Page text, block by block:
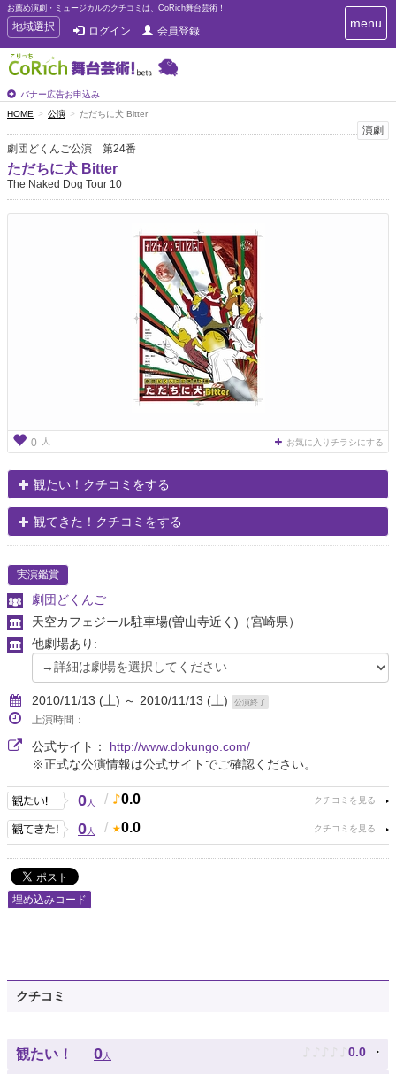
お薦め演劇・ミュージカルのクチコミは、CoRich舞台芸術！
T
o
g
g
e
n
a
v
i
g
a
地域選択 ログイン 会員登録
バナー広告お申込み
T
o
g
a
menu
HOME 公演 ただちに犬 Bitter
演劇
劇団どくんご公演 第24番
ただちに犬 Bitter
The Naked Dog Tour 10
0 人 お気に入りチラシにする
観たい！クチコミをする
観てきた！クチコミをする
実演鑑賞
劇団どくんご
天空カフェジール駐車場(曽山寺近く) （宮崎県）
他劇場あり:
2010/11/13 (土) ～ 2010/11/13 (土) 公演終了
上演時間：
公式サイト： http://www.dokungo.com/
※正式な公演情報は公式サイトでご確認ください。
0人 / 0.0
0人 / 0.0
埋め込みコード
クチコミ
観たい！ 0人 ♪ ♪ ♪ ♪ ♪ 0.0